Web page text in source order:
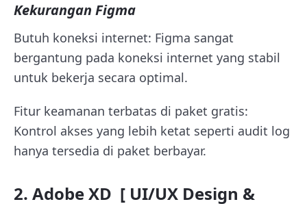
Kekurangan Figma
Butuh koneksi internet: Figma sangat
bergantung pada koneksi internet yang stabil
untuk bekerja secara optimal.
Fitur keamanan terbatas di paket gratis:
Kontrol akses yang lebih ketat seperti audit log
hanya tersedia di paket berbayar.
2. Adobe XD [ UI/UX Design &